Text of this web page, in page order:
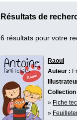
Résultats de
6 résultats pour votre
Raoul
Auteur :
Collection
» Fiche
»